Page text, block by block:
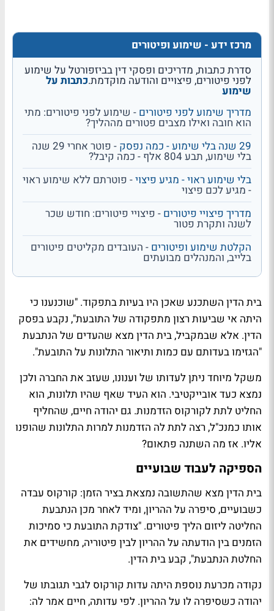
מרכז ידע - שימוע ופיטורים
סדרת כתבות, מדריכים ופסקי דין בביזפורטל על שימוע
לפני פיטורים, פיצויים והודעה מוקדמת.כתבות על
שימוע
מדריך שימוע לפני פיטורים - שימוע לפני פיטורים: מתי
הוא חובה ואילו מצבים פטורים מההליך?
29 שנה בלי שימוע - כמה נפסק
- פוטר אחרי 29 שנה
בלי שימוע, תבע 804 אלף - כמה קיבל?
בלי שימוע ראוי - מגיע פיצוי- פוטרתם ללא שימוע ראוי
- מגיע לכם פיצוי
מדריך פיצויי פיטורים - פיצויי פיטורים: חודש שכר
לשנה ותקרת פטור
הקלטת שימוע ופיטורים - העובדים מקליטים פיטורים
בלייב, והמנהלים מבועתים
בית הדין השתכנע שאכן היו בעיות בתפקוד. "שוכנענו כי
היתה אי שביעות רצון מתפקודה של התובעת", נקבע בפסק
הדין. אלא שבמקביל, בית הדין מצא שהעדים של הנתבעת
"הגזימו בעדותם עם כמות ותיאור התלונות על התובעת".
משקל מיוחד ניתן לעדותו של וענונו, שעזב את החברה ולכן
נמצא כעד אובייקטיבי. הוא העיד שאף שהיו תלונות, הוא
החליט לתת לקורקוס הזדמנות. גם יהודה חיים, שהחליף
אותו כמנכ"ל, רצה לתת לה הזדמנות למרות התלונות שהופנו
אליו. אז מה השתנה פתאום?
הספיקה לעבוד שבועיים
בית הדין מצא שהתשובה נמצאת בציר הזמן: קורקוס עבדה
כשבועיים, סיפרה על ההריון, ומיד לאחר מכן הנתבעת
החליטה ליזום הליך פיטורים. "צודקת התובעת כי סמיכות
הזמנים בין הודעתה על ההריון לבין פיטוריה, מחשידים את
החלטת הנתבעת", קבע בית הדין.
נקודה מכרעת נוספת היתה עדות קורקוס לגבי תגובתו של
יהודה כשסיפרה לו על ההריון. לפי עדותה, חיים אמר לה: